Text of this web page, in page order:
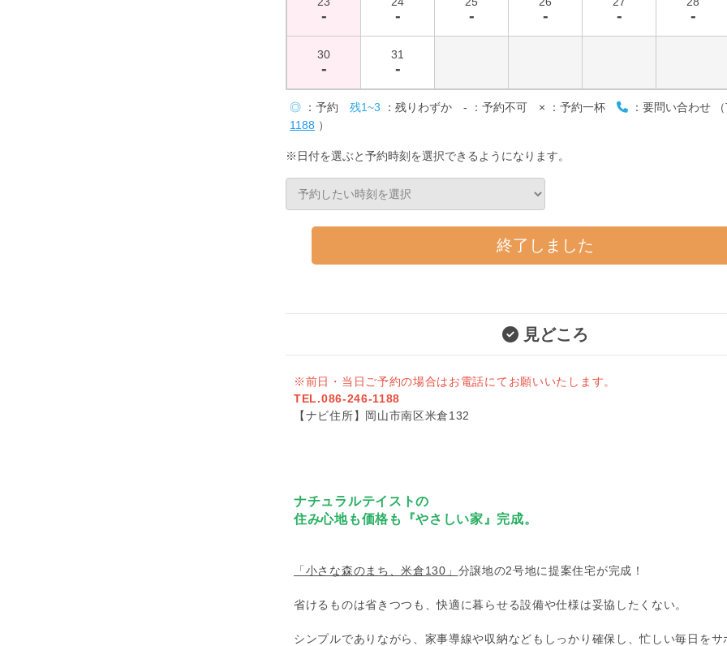
- - - - - -
30
-
31
-
◎ ：予約 残1~3 ：残りわずか - ：予約不可 × ：予約一杯
：要問い合わせ
1188 ）
※日付を選ぶと予約時刻を選択できるようになります。
終了しました
見どころ
※前日・当日ご予約の場合はお電話にてお願いいたします。
TEL.086-246-1188
【ナビ住所】岡⼭市南区⽶倉132
ナチュラルテイストの
住み心地も価格も『やさしい家』完成。
「小さな森のまち、米倉130」 分譲地の2号地に提案住宅が完成！
省けるものは省きつつも、快適に暮らせる設備や仕様は妥協したくない。
シンプルでありながら、家事導線や収納などもしっかり確保し、忙しい毎日をサ